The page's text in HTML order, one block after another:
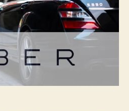
Mitfahrgelegenheit